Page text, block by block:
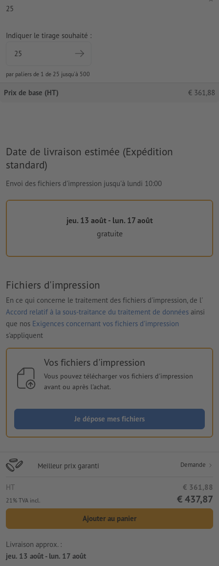
25
Indiquer le tirage souhaité :
par paliers de 1 de 25 jusqu'à 500
Prix de base (HT) € 361,88
Date de livraison estimée (Expédition
standard)
Envoi des fichiers d'impression jusqu'à lundi 10:00
jeu. 13 août - lun. 17 août
gratuite
Fichiers d'impression
En ce qui concerne le traitement des fichiers d'impression, de l'
Accord relatif à la sous-traitance du traitement de données ainsi
que nos Exigences concernant vos fichiers d'impression
s'appliquent
Vos fichiers d'impression
Vous pouvez télécharger vos fichiers d'impression
avant ou après l'achat.
Je dépose mes fichiers
Meilleur prix garanti Demande
HT € 361,88
21% TVA incl. € 437,87
Ajouter au panier
Livraison approx. :
jeu. 13 août - lun. 17 août